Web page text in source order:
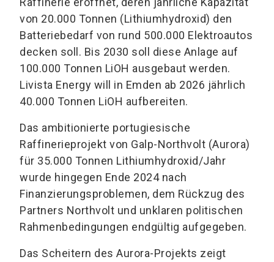
von 20.000 Tonnen (Lithiumhydroxid) den
Batteriebedarf von rund 500.000 Elektroautos
decken soll. Bis 2030 soll diese Anlage auf
100.000 Tonnen LiOH ausgebaut werden.
Livista Energy will in Emden ab 2026 jährlich
40.000 Tonnen LiOH aufbereiten.
Das ambitionierte portugiesische
Raffinerieprojekt von Galp-Northvolt (Aurora)
für 35.000 Tonnen Lithiumhydroxid/Jahr
wurde hingegen Ende 2024 nach
Finanzierungsproblemen, dem Rückzug des
Partners Northvolt und unklaren politischen
Rahmenbedingungen endgültig aufgegeben.
Das Scheitern des Aurora-Projekts zeigt